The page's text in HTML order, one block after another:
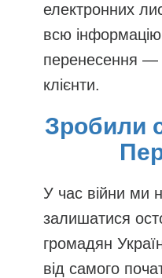
електронних
всю
перенесення —
клієнти.
Зробили
У час війни ми
залишатися
громадян
від самого